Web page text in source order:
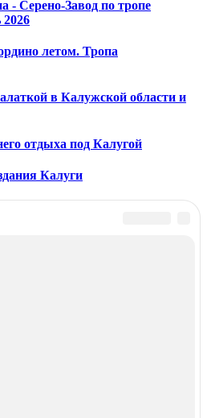
- Серено-Завод по тропе
2026
летом. Тропа
в Калужской области и
отдыха под Калугой
Калуги